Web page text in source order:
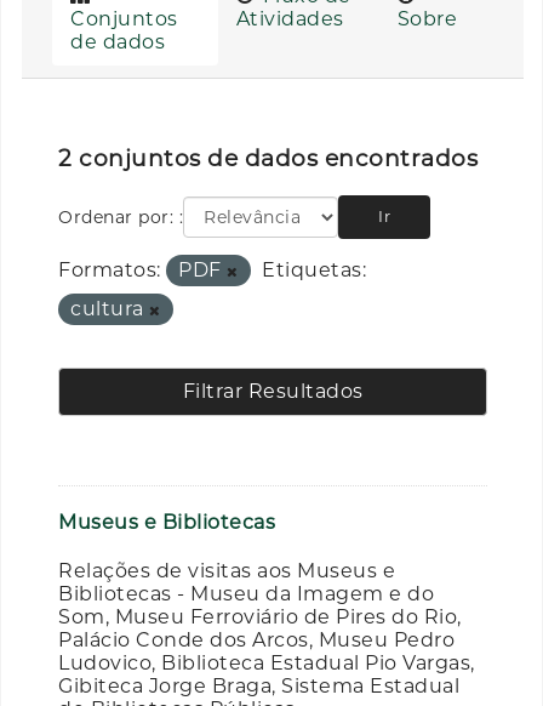
Conjuntos
de dados
Atividades
Sobre
2 conjuntos de dados encontrados
Ordenar por: Ir
Formatos: PDF
Etiquetas:
cultura
Filtrar Resultados
Museus e Bibliotecas
Relações de visitas aos Museus e
Bibliotecas - Museu da Imagem e do
Som, Museu Ferroviário de Pires do Rio,
Palácio Conde dos Arcos, Museu Pedro
Ludovico, Biblioteca Estadual Pio Vargas,
Gibiteca Jorge Braga, Sistema Estadual